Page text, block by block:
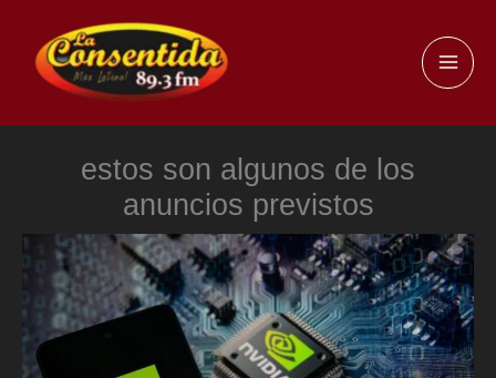
contenido
estos son algunos de los
anuncios previstos